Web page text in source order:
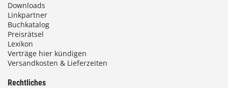
Downloads
Linkpartner
Buchkatalog
Preisrätsel
Lexikon
Verträge hier kündigen
Versandkosten & Lieferzeiten
Rechtliches